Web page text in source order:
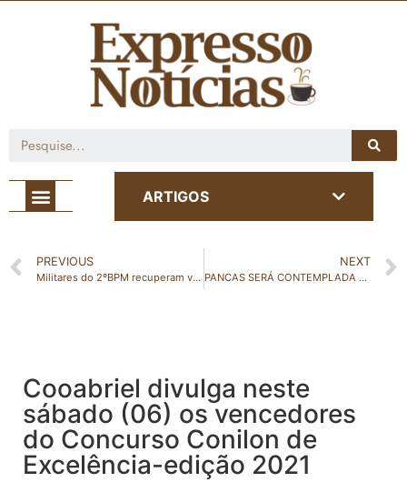
ARTIGOS
PREVIOUS
Militares do 2ºBPM recuperam veículos com restrições de furto/roubo em São Gabriel e Nova Venécia
NEXT
PANCAS SERÁ CONTEMPLADA COM A INSTALAÇÃO DE UMA ESTAÇÃO METEREOLOGICA
Cooabriel divulga neste
sábado (06) os vencedores
do Concurso Conilon de
Excelência-edição 2021